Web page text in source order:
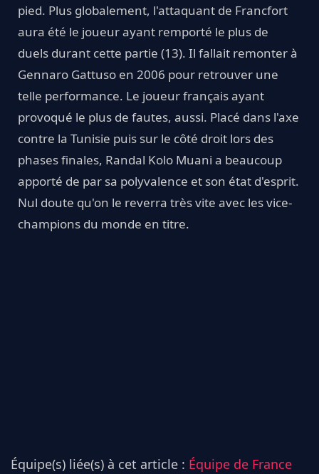
pied. Plus globalement, l'attaquant de Francfort
aura été le joueur ayant remporté le plus de
duels durant cette partie (13). Il fallait remonter à
Gennaro Gattuso en 2006 pour retrouver une
telle performance. Le joueur français ayant
provoqué le plus de fautes, aussi. Placé dans l'axe
contre la Tunisie puis sur le côté droit lors des
phases finales, Randal Kolo Muani a beaucoup
apporté de par sa polyvalence et son état d'esprit.
Nul doute qu'on le reverra très vite avec les vice-
champions du monde en titre.
Équipe(s) liée(s) à cet article : Équipe de France